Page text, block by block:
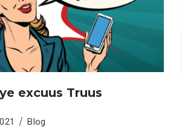
excuus Truus
Blog